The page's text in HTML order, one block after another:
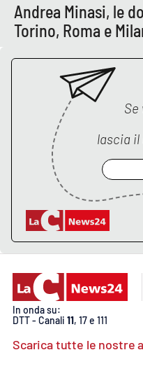
Apple
Andrea Minasi, le
Torino, Roma e
lascia
In onda su:
DTT - Canali 11, 17 e 111
Scarica tutte le nostre